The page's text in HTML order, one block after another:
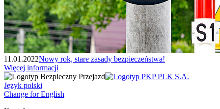
11.01.2022Nowy rok, stare zasady bezpieczeństwa!
Więcej informacji
Język polski
Change for English